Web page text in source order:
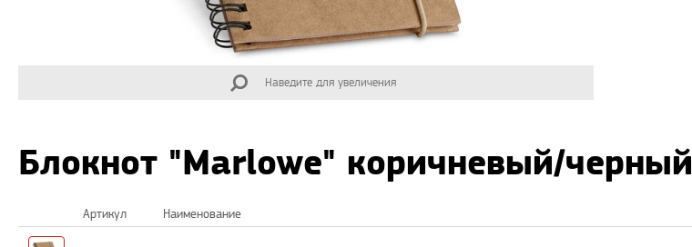
Наведите для увеличения
Блокнот "Marlowe" коричневый/черный
Артикул Наименование